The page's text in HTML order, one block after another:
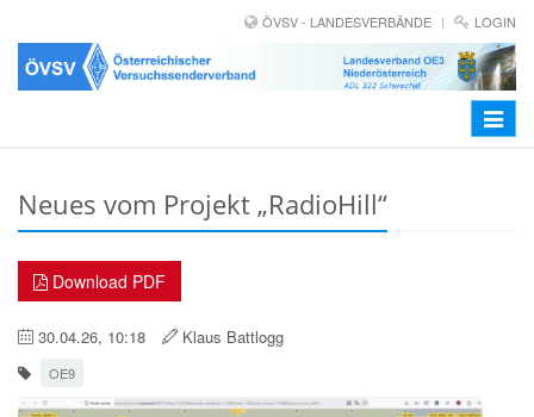
ÖVSV - LANDESVERBÄNDE LOGIN
Toggle
Neues vom Projekt „RadioHill“
Download PDF
30.04.26, 10:18 Klaus Battlogg
OE9